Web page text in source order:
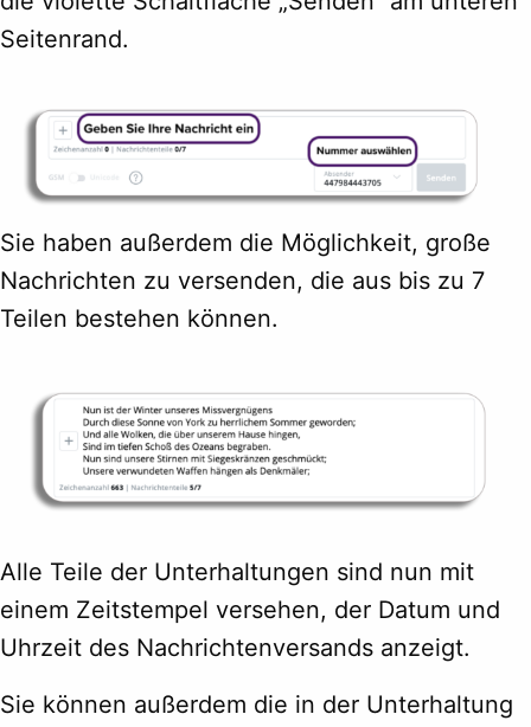
Seitenrand.
Sie haben außerdem die Möglichkeit, große
Nachrichten zu versenden, die aus bis zu 7
Teilen bestehen können.
Alle Teile der Unterhaltungen sind nun mit
einem Zeitstempel versehen, der Datum und
Uhrzeit des Nachrichtenversands anzeigt.
Sie können außerdem die in der Unterhaltung